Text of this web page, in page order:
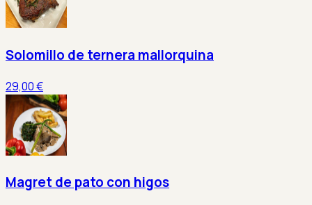
Solomillo de ternera mallorquina
29,00 €
Magret de pato con higos